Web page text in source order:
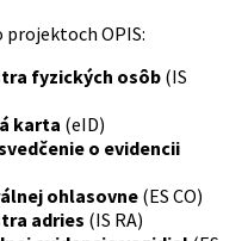
projektoch OPIS:
fyzických osôb (IS
karta (eID)
o evidencii
ohlasovne(ES CO)
adries (IS RA)